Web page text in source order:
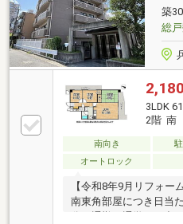
築
総
2,180
3LDK
2階 南
南向き
オートロック
【令和8年9月リフォー
南東角部屋につき日当
分で通勤・通学やお出